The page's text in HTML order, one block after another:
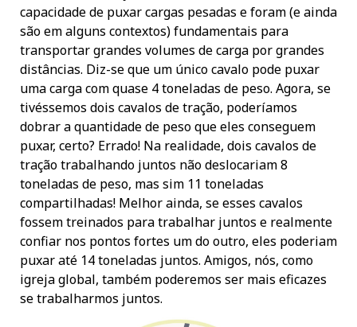
capacidade de puxar cargas pesadas e foram (e ainda
são em alguns contextos) fundamentais para
transportar grandes volumes de carga por grandes
distâncias. Diz-se que um único cavalo pode puxar
uma carga com quase 4 toneladas de peso. Agora, se
tivéssemos dois cavalos de tração, poderíamos
dobrar a quantidade de peso que eles conseguem
puxar, certo? Errado! Na realidade, dois cavalos de
tração trabalhando juntos não deslocariam 8
toneladas de peso, mas sim 11 toneladas
compartilhadas! Melhor ainda, se esses cavalos
fossem treinados para trabalhar juntos e realmente
confiar nos pontos fortes um do outro, eles poderiam
puxar até 14 toneladas juntos. Amigos, nós, como
igreja global, também poderemos ser mais eficazes
se trabalharmos juntos.